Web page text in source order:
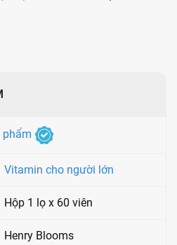
phẩm
Vitamin cho người lớn
Hộp 1 lọ x 60 viên
Henry Blooms